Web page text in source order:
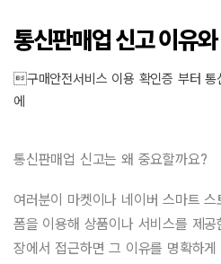
통신판매업 신고 이유와
구매안전서비스 이용 확인증 부터 통
에
통신판매업 신고는 왜 중요할까요?
여러분이 마켓이나 네이버 스마트
폼을 이용해 상품이나 서비스를 제
장에서 접근하면 그 이유를 명확하